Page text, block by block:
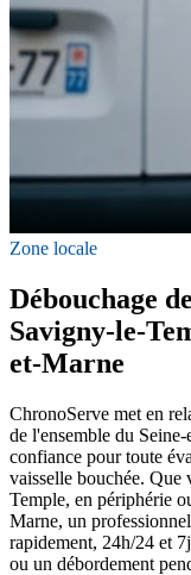
Zone locale
Débouchage
Savigny-le-
et-Marne
ChronoServe met en
de l'ensemble du
confiance pour toute
vaisselle bouchée.
Temple, en périphérie
Marne, un
rapidement, 24h/24 et
ou un débordement